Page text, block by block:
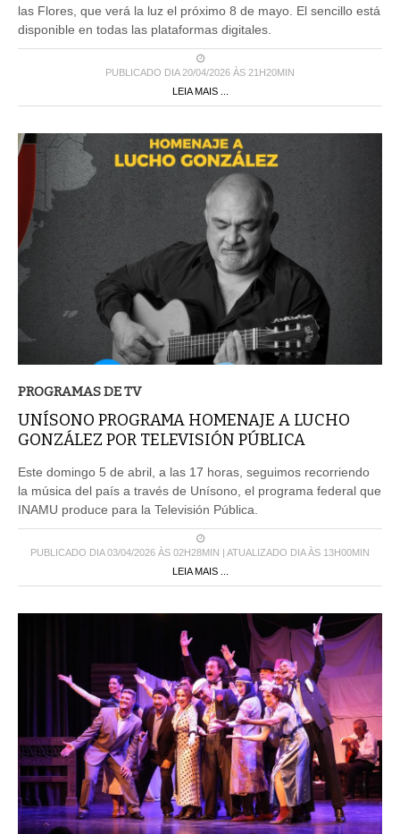
las Flores, que verá la luz el próximo 8 de mayo. El sencillo está
disponible en todas las plataformas digitales.
PUBLICADO DIA 20/04/2026 ÀS 21H20MIN
LEIA MAIS ...
PROGRAMAS DE TV
UNÍSONO PROGRAMA HOMENAJE A LUCHO
GONZÁLEZ POR TELEVISIÓN PÚBLICA
Este domingo 5 de abril, a las 17 horas, seguimos recorriendo
la música del país a través de Unísono, el programa federal que
INAMU produce para la Televisión Pública.
PUBLICADO DIA 03/04/2026 ÀS 02H28MIN | ATUALIZADO DIA ÀS 13H00MIN
LEIA MAIS ...